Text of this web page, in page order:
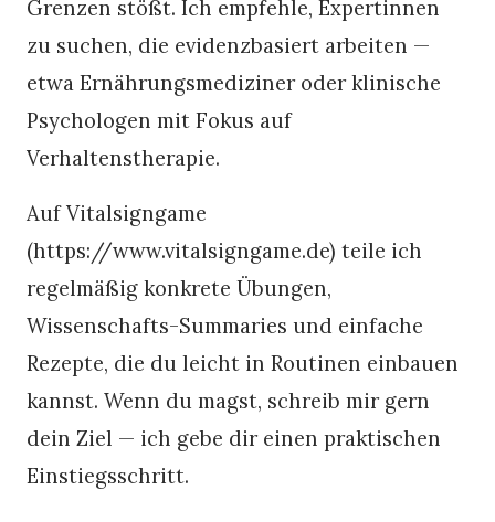
Grenzen stößt. Ich empfehle, Expertinnen
zu suchen, die evidenzbasiert arbeiten —
etwa Ernährungsmediziner oder klinische
Psychologen mit Fokus auf
Verhaltenstherapie.
Auf Vitalsigngame
(https://www.vitalsigngame.de) teile ich
regelmäßig konkrete Übungen,
Wissenschafts-Summaries und einfache
Rezepte, die du leicht in Routinen einbauen
kannst. Wenn du magst, schreib mir gern
dein Ziel — ich gebe dir einen praktischen
Einstiegsschritt.